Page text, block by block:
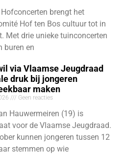
brengt het
Hof ten Bos cultuur tot in
Met drie unieke tuinconcerten
buren en
via Vlaamse Jeugdraad
druk bij jongeren
maken
Geen reacties
Hauwermeiren (19) is
voor de Vlaamse Jeugdraad.
kunnen jongeren tussen 12
stemmen op wie